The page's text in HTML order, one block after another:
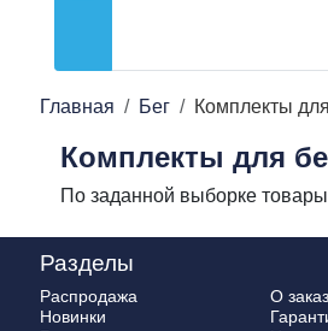
Главная Бег Комплекты
Комплекты для
По заданной выборке товары
Разделы
Распродажа
Новинки
О